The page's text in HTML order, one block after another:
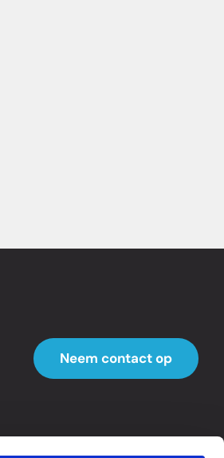
Neem contact op